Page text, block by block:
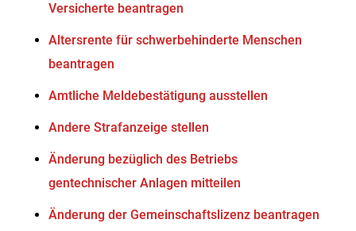
Versicherte beantragen
Altersrente für schwerbehinderte Menschen
beantragen
Amtliche Meldebestätigung ausstellen
Andere Strafanzeige stellen
Änderung bezüglich des Betriebs
gentechnischer Anlagen mitteilen
Änderung der Gemeinschaftslizenz beantragen